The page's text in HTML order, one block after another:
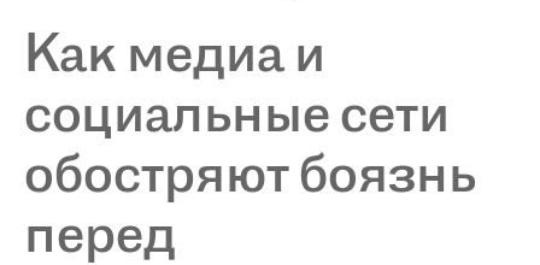
Как медиа и
социальные сети
обостряют боязнь
перед